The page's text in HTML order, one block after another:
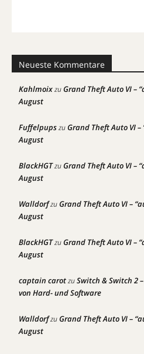
Neueste Kommentare
KahlmoixzuGrand Theft Auto VI –
August
FuffelpupszuGrand Theft Auto VI
August
BlackHGTzuGrand Theft Auto VI –
August
WalldorfzuGrand Theft Auto VI –
August
BlackHGTzuGrand Theft Auto VI –
August
captain carotzuSwitch & Switch 2
von Hard- und Software
WalldorfzuGrand Theft Auto VI –
August